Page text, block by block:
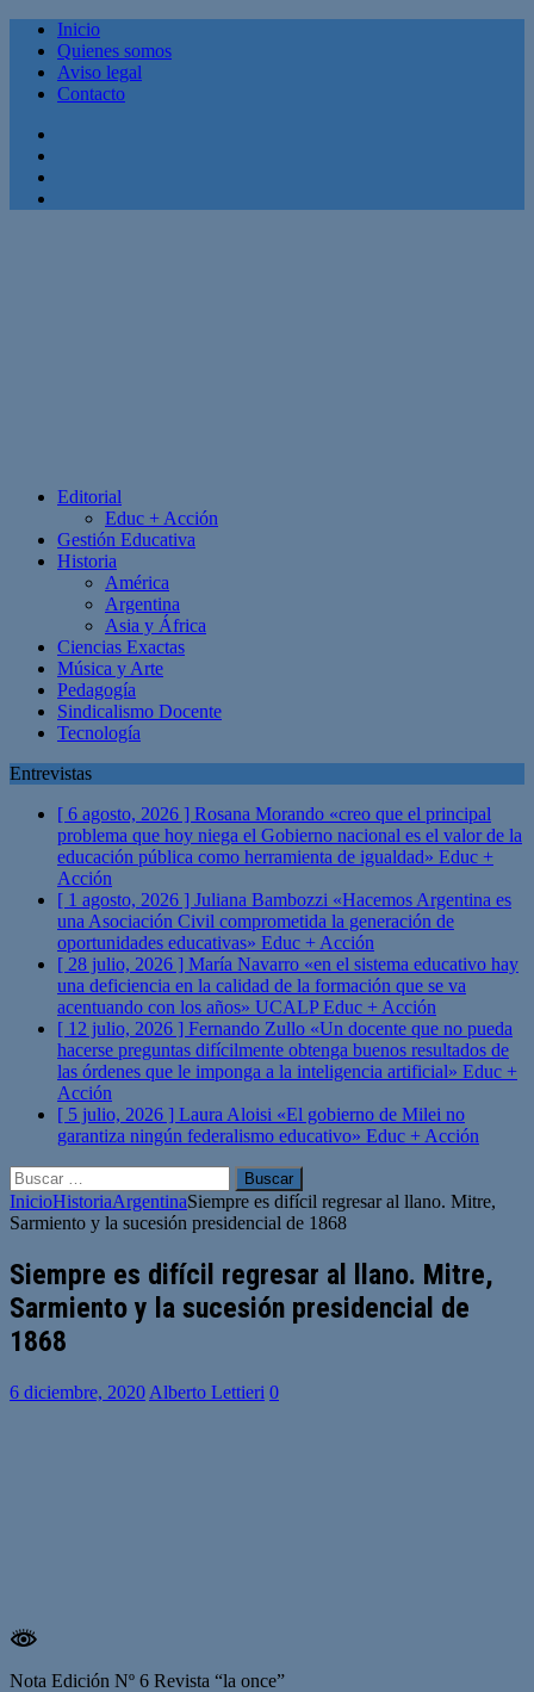
Inicio
Quienes somos
Aviso legal
Contacto
Editorial
Educ + Acción
Gestión Educativa
Historia
América
Argentina
Asia y África
Ciencias Exactas
Música y Arte
Pedagogía
Sindicalismo Docente
Tecnología
Entrevistas
[ 6 agosto, 2026 ] Rosana Morando «creo que el principal
problema que hoy niega el Gobierno nacional es el valor de la
educación pública como herramienta de igualdad» Educ +
Acción
[ 1 agosto, 2026 ] Juliana Bambozzi «Hacemos Argentina es
una Asociación Civil comprometida la generación de
oportunidades educativas» Educ + Acción
[ 28 julio, 2026 ] María Navarro «en el sistema educativo hay
una deficiencia en la calidad de la formación que se va
acentuando con los años» UCALPEduc + Acción
[ 12 julio, 2026 ] Fernando Zullo «Un docente que no pueda
hacerse preguntas difícilmente obtenga buenos resultados de
las órdenes que le imponga a la inteligencia artificial» Educ +
Acción
[ 5 julio, 2026 ] Laura Aloisi «El gobierno de Milei no
garantiza ningún federalismo educativo» Educ + Acción
Buscar:
InicioHistoriaArgentinaSiempre es difícil regresar al llano. Mitre,
Sarmiento y la sucesión presidencial de 1868
Siempre es difícil regresar al llano. Mitre,
Sarmiento y la sucesión presidencial de
1868
6 diciembre, 2020 Alberto Lettieri 0
Nota Edición Nº 6 Revista “la once”